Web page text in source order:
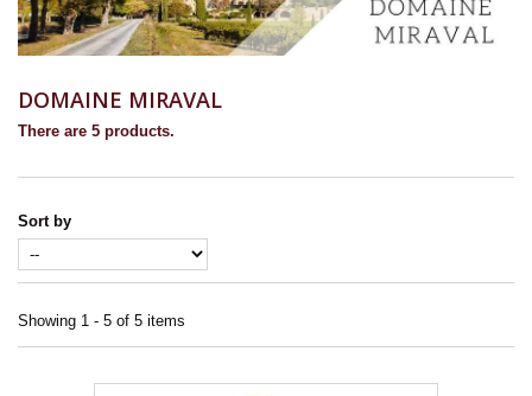
DOMAINE MIRAVAL
There are 5 products.
Sort by
Showing 1 - 5 of 5 items